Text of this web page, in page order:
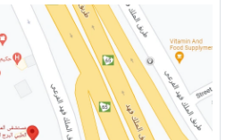
عيون الطفل الرضيع